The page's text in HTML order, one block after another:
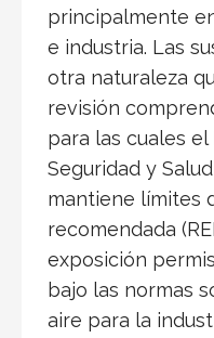
principalmente
e industria. Las
otra naturaleza
revisión
para las cuales
Seguridad y
mantiene límites
recomendada
exposición
bajo las normas
aire para la